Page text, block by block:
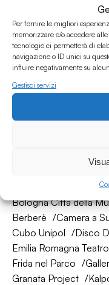
Per fornire le migliori
memorizzare e/o accedere
tecnologie ci permetterà di
navigazione o ID unici su
influire negativamente su
Gestisci servizi
Associazione
Via degli Orti 63,
IVA: IT03691751204
CF: 03691751204
La nostra rete di
Bologna Città della
Berberè
Camera a
Cubo Unipol
Disco
Emilia Romagna
Frida nel Parco
Granata Project